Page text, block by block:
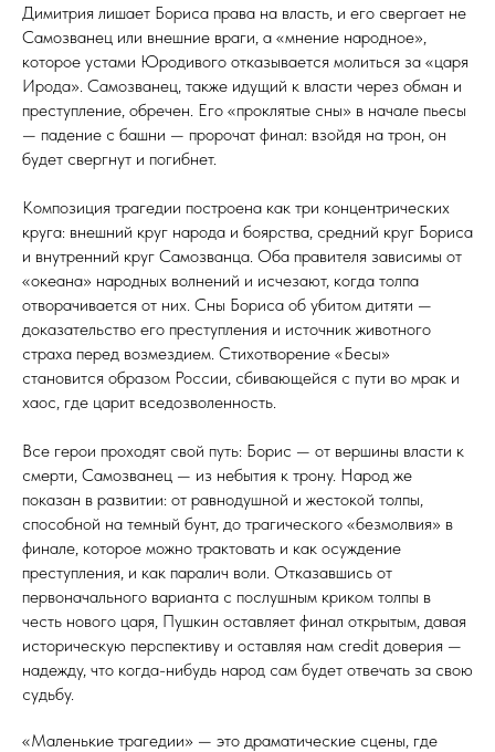
Димитрия лишает Бориса права на власть, и его свергает не
Самозванец или внешние враги, а «мнение народное»,
которое устами Юродивого отказывается молиться за «царя
Ирода». Самозванец, также идущий к власти через обман и
преступление, обречен. Его «проклятые сны» в начале пьесы
— падение с башни — пророчат финал: взойдя на трон, он
будет свергнут и погибнет.
Композиция трагедии построена как три концентрических
круга: внешний круг народа и боярства, средний круг Бориса
и внутренний круг Самозванца. Оба правителя зависимы от
«океана» народных волнений и исчезают, когда толпа
отворачивается от них. Сны Бориса об убитом дитяти —
доказательство его преступления и источник животного
страха перед возмездием. Стихотворение «Бесы»
становится образом России, сбивающейся с пути во мрак и
хаос, где царит вседозволенность.
Все герои проходят свой путь: Борис — от вершины власти к
смерти, Самозванец — из небытия к трону. Народ же
показан в развитии: от равнодушной и жестокой толпы,
способной на темный бунт, до трагического «безмолвия» в
финале, которое можно трактовать и как осуждение
преступления, и как паралич воли. Отказавшись от
первоначального варианта с послушным криком толпы в
честь нового царя, Пушкин оставляет финал открытым, давая
историческую перспективу и оставляя нам credit доверия —
надежду, что когда-нибудь народ сам будет отвечать за свою
судьбу.
«Маленькие трагедии» — это драматические сцены, где